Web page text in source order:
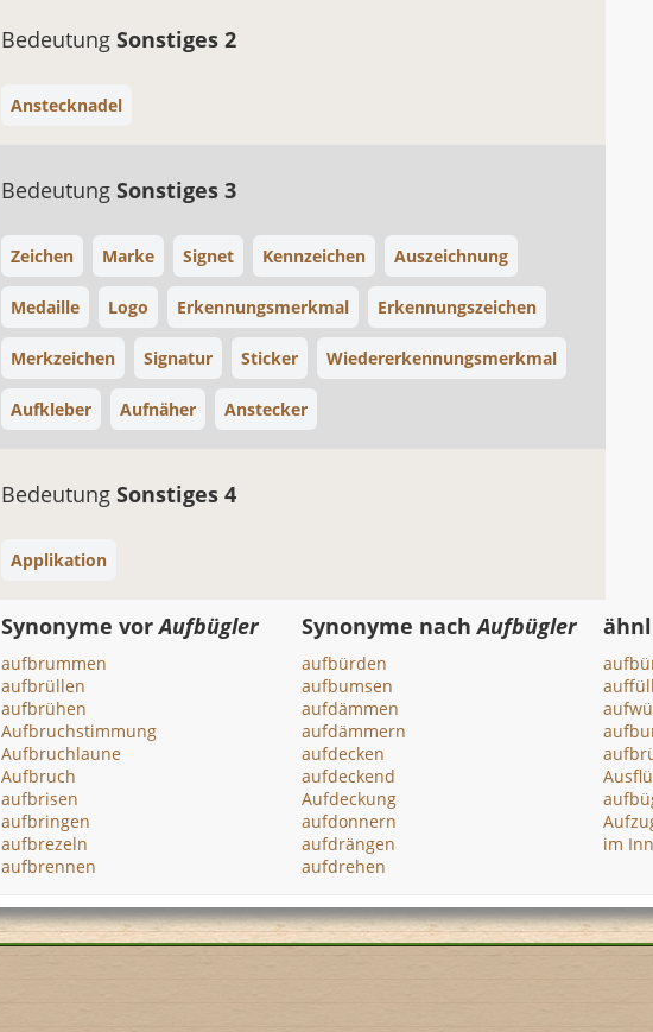
Bedeutung Sonstiges 2
Anstecknadel
Bedeutung Sonstiges 3
Zeichen Marke Signet Kennzeichen Auszeichnung
Medaille Logo Erkennungsmerkmal Erkennungszeichen
Merkzeichen Signatur Sticker Wiedererkennungsmerkmal
Aufkleber Aufnäher Anstecker
Bedeutung Sonstiges 4
Applikation
Synonyme vorAufbügler
aufbrummen
aufbrüllen
aufbrühen
Aufbruchstimmung
Aufbruchlaune
Aufbruch
aufbrisen
aufbringen
aufbrezeln
aufbrennen
Synonyme nachAufbügler
aufbürden
aufbumsen
aufdämmen
aufdämmern
aufdecken
aufdeckend
Aufdeckung
aufdonnern
aufdrängen
aufdrehen
im